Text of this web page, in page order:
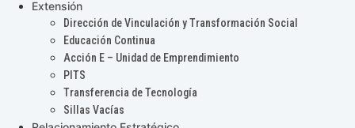
Extensión
Dirección de Vinculación y Transformación Social
Educación Continua
Acción E – Unidad de Emprendimiento
PITS
Transferencia de Tecnología
Sillas Vacías